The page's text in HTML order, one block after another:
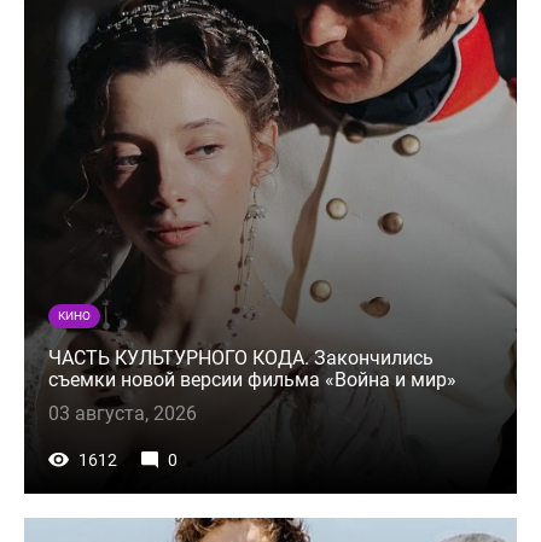
КИНО
ЧАСТЬ КУЛЬТУРНОГО КОДА. Закончились
съемки новой версии фильма «Война и мир»
03 августа, 2026
1612 0